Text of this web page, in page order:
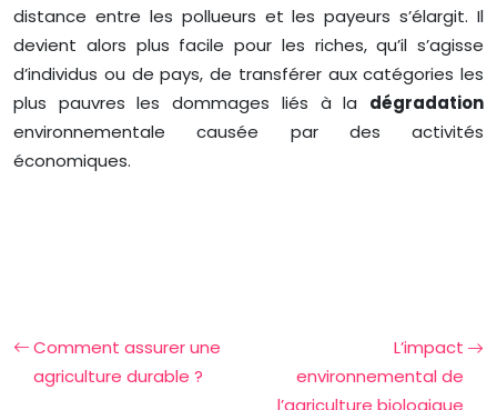
distance entre les pollueurs et les payeurs s’élargit. Il
devient alors plus facile pour les riches, qu’il s’agisse
d’individus ou de pays, de transférer aux catégories les
plus pauvres les dommages liés à la dégradation
environnementale causée par des activités
économiques.
Comment assurer une
agriculture durable ?
L’impact
environnemental de
l’agriculture biologique